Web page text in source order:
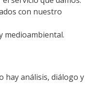
con nuestro
medioambiental.
hay análisis, diálogo